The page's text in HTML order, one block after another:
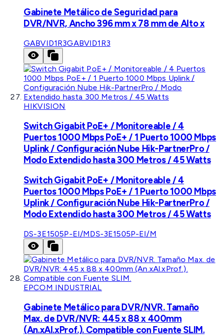
Gabinete Metálico de Seguridad para
DVR/NVR, Ancho 396 mm x 78 mm de Alto x
GABVID1R3GABVID1R3
HIKVISION
Switch Gigabit PoE+ / Monitoreable / 4
Puertos 1000 Mbps PoE+ / 1 Puerto 1000 Mbps
Uplink / Configuración Nube Hik-PartnerPro /
Modo Extendido hasta 300 Metros / 45 Watts
Switch Gigabit PoE+ / Monitoreable / 4
Puertos 1000 Mbps PoE+ / 1 Puerto 1000 Mbps
Uplink / Configuración Nube Hik-PartnerPro /
Modo Extendido hasta 300 Metros / 45 Watts
DS-3E1505P-EI/MDS-3E1505P-EI/M
EPCOM INDUSTRIAL
Gabinete Metálico para DVR/NVR. Tamaño
Max. de DVR/NVR: 445 x 88 x 400mm
(An.xAl.xProf.). Compatible con Fuente SLIM.